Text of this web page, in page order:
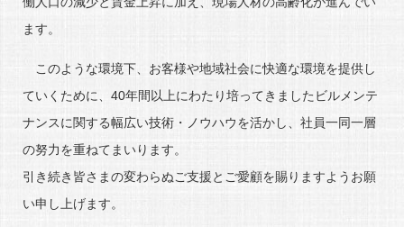
ます。
このような環境下、お客様や地域社会に快適な環境を提供し
ていくために、40年間以上にわたり培ってきましたビルメンテ
ナンスに関する幅広い技術・ノウハウを活かし、社員一同一層
の努力を重ねてまいります。
引き続き皆さまの変わらぬご支援とご愛顧を賜りますようお願
い申し上げます。